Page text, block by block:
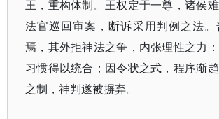
王，重构体制。王权定于一尊，诸侯
法官巡回审案，断诉采用判例之法
焉，其外拒神法之争，内张理性之力
习惯得以统合；因令状之式，程序渐
之制，神判遂被摒弃。